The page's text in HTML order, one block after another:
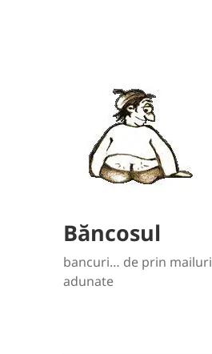
Băncosul
bancuri… de prin mailuri
adunate